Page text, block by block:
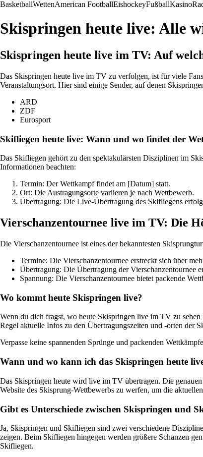
BasketballWettenAmerican FootballEishockeyFußballKasino
Skispringen heute live: Alle
Skispringen heute live im TV: Auf
Das Skispringen heute live im TV zu verfolgen, ist für viele
Veranstaltungsort. Hier sind einige Sender, auf denen
ARD
ZDF
Eurosport
Skifliegen heute live: Wann und wo findet der
Das Skifliegen gehört zu den spektakulärsten Disziplinen im
Informationen beachten:
Termin: Der Wettkampf findet am [Datum] statt.
Ort: Die Austragungsorte variieren je nach Wettbewerb.
Übertragung: Die Live-Übertragung des Skifliegens
Vierschanzentournee live im TV: Die
Die Vierschanzentournee ist eines der bekanntesten
Termine: Die Vierschanzentournee erstreckt sich über
Übertragung: Die Übertragung der Vierschanzentournee
Spannung: Die Vierschanzentournee bietet packende
Wo kommt heute Skispringen live?
Wenn du dich fragst, wo heute Skispringen live im TV zu
Regel aktuelle Infos zu den Übertragungszeiten und -orten der
Verpasse keine spannenden Sprünge und packenden
Wann und wo kann ich das Skispringen heute
Das Skispringen heute wird live im TV übertragen. Die
Website des Skisprung-Wettbewerbs zu werfen, um die
Gibt es Unterschiede zwischen Skispringen und
Ja, Skispringen und Skifliegen sind zwei verschiedene
zeigen. Beim Skifliegen hingegen werden größere Schanzen
Skifliegen.